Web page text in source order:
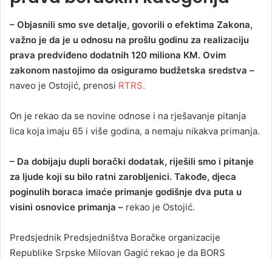
– Objasnili smo sve detalje, govorili o efektima Zakona,
važno je da je u odnosu na prošlu godinu za realizaciju
prava predviđeno dodatnih 120 miliona KM. Ovim
zakonom nastojimo da osiguramo budžetska sredstva –
naveo je Ostojić, prenosi RTRS.
On je rekao da se novine odnose i na rješavanje pitanja
lica koja imaju 65 i više godina, a nemaju nikakva primanja.
– Da dobijaju dupli borački dodatak, riješili smo i pitanje
za ljude koji su bilo ratni zarobljenici. Takođe, djeca
poginulih boraca imaće primanje godišnje dva puta u
visini osnovice primanja – rekao je Ostojić.
Predsjednik Predsjedništva Boračke organizacije
Republike Srpske Milovan Gagić rekao je da BORS